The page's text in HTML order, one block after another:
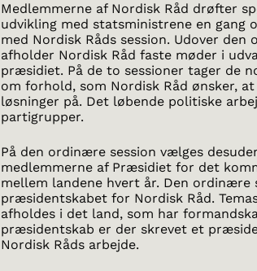
Medlemmerne af Nordisk Råd drøfter
udvikling med statsministrene en gang
med Nordisk Råds session. Udover
afholder Nordisk Råd faste møder i
præsidiet. På de to sessioner tager de
om forhold, som Nordisk Råd ønsker,
løsninger på. Det løbende politiske
partigrupper.
På den ordinære session vælges
medlemmerne af Præsidiet for det
mellem landene hvert år. Den ordinære
præsidentskabet for Nordisk Råd.
afholdes i det land, som har
præsidentskab er der skrevet et
Nordisk Råds arbejde.